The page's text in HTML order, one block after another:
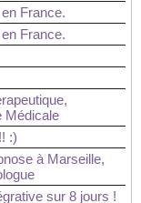
France.
France.
Médicale
:)
à Marseille,
sur 8 jours !